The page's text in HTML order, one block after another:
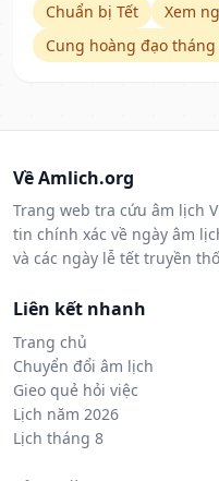
Chuẩn bị Tết
Xem
Cung hoàng đạo tháng
Về Amlich.org
Trang web tra cứu âm lịch
tin chính xác về ngày âm
và các ngày lễ tết truyền
Liên kết nhanh
Trang chủ
Chuyển đổi âm lịch
Gieo quẻ hỏi việc
Lịch năm 2026
Lịch tháng 8